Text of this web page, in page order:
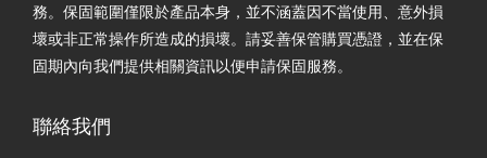
務。保固範圍僅限於產品本身，並不涵蓋因不當使用、意外損
壞或非正常操作所造成的損壞。請妥善保管購買憑證，並在保
固期內向我們提供相關資訊以便申請保固服務。
聯絡我們